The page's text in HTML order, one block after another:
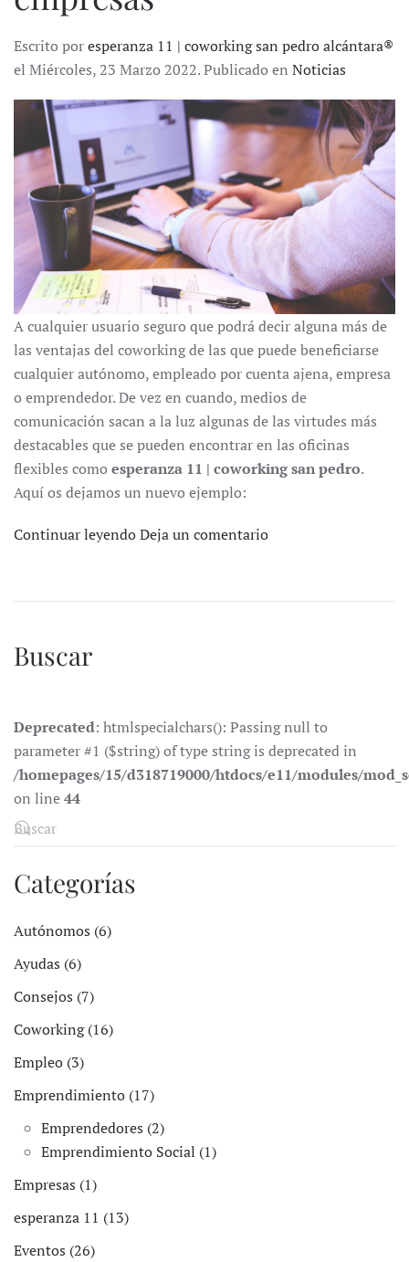
Escrito poresperanza 11 | coworking san pedro alcántara®
el Miércoles, 23 Marzo 2022. Publicado en Noticias
A cualquier usuario seguro que podrá decir alguna más de
las ventajas del coworking de las que puede beneficiarse
cualquier autónomo, empleado por cuenta ajena, empresa
o emprendedor. De vez en cuando, medios de
comunicación sacan a la luz algunas de las virtudes más
destacables que se pueden encontrar en las oficinas
flexibles como esperanza 11 | coworking san pedro.
Aquí os dejamos un nuevo ejemplo:
Continuar leyendoDeja un comentario
Buscar
Deprecated: htmlspecialchars(): Passing null to
parameter #1 ($string) of type string is deprecated in
/homepages/15/d318719000/htdocs/e11/modules/
on line44
Categorías
Autónomos (6)
Ayudas (6)
Consejos (7)
Coworking (16)
Empleo (3)
Emprendimiento (17)
Emprendedores (2)
Emprendimiento Social (1)
Empresas (1)
esperanza 11 (13)
Eventos (26)